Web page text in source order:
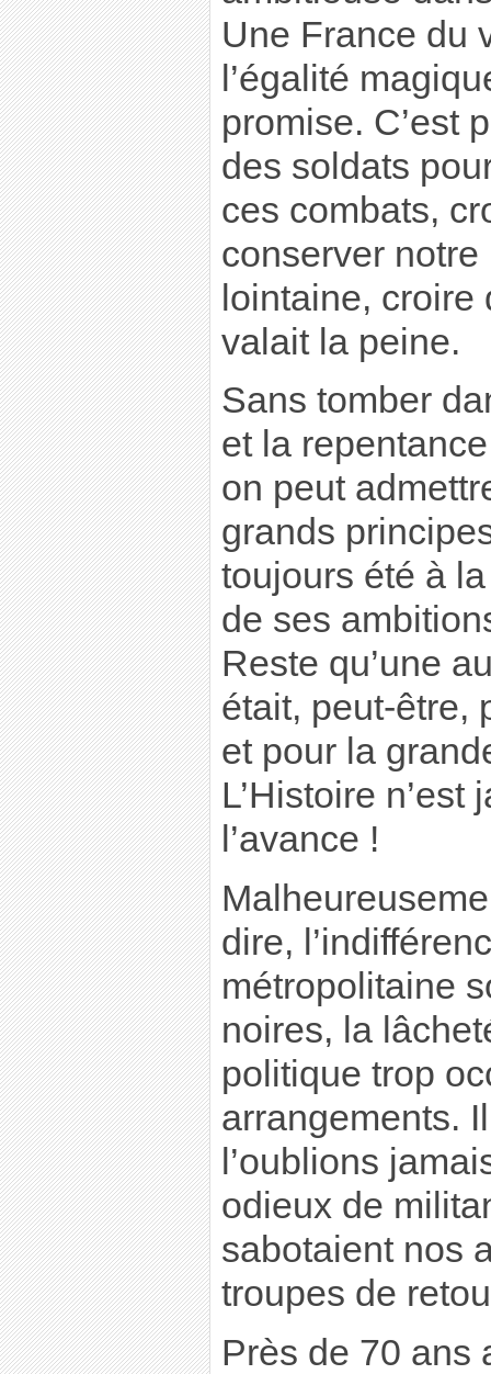
Une France du
l’égalité
promise. C’est
des soldats
ces combats,
conserver notre
lointaine,
valait la peine.
Sans tomber
et la
on peut
grands
toujours été à
de ses
Reste qu’une
était, peut-être,
et pour la
L’Histoire n’est
l’avance !
dire,
métropolitaine
noires, la
politique trop
arrangements.
l’oublions
odieux de
sabotaient nos
troupes de
Près de 70 ans